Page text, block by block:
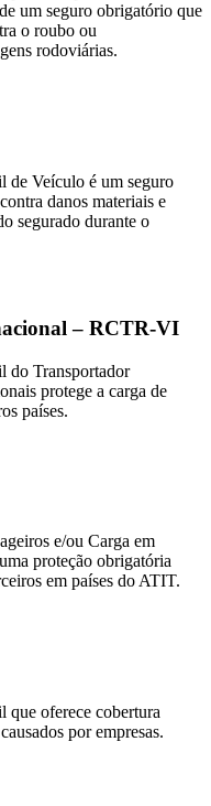
um seguro obrigatório que
o roubo ou
rodoviárias.
de Veículo é um seguro
danos materiais e
segurado durante o
– RCTR-VI
do Transportador
protege a carga de
países.
e/ou Carga em
proteção obrigatória
em países do ATIT.
que oferece cobertura
por empresas.